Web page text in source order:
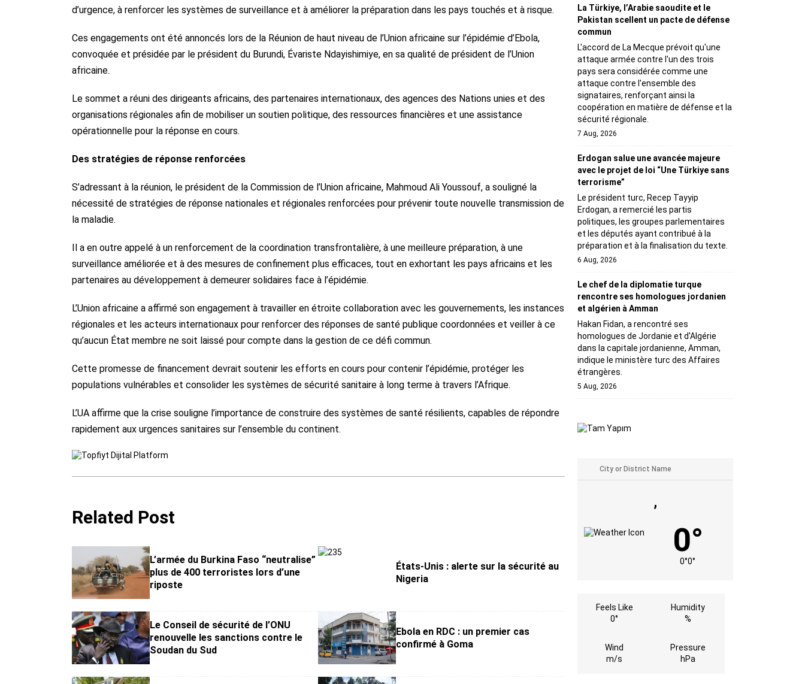
d’urgence, à renforcer les systèmes de surveillance et à améliorer la préparation dans les pays touchés et à risque.
Ces engagements ont été annoncés lors de la Réunion de haut niveau de l’Union africaine sur l’épidémie d’Ebola,
convoquée et présidée par le président du Burundi, Évariste Ndayishimiye, en sa qualité de président de l’Union
africaine.
Le sommet a réuni des dirigeants africains, des partenaires internationaux, des agences des Nations unies et des
organisations régionales afin de mobiliser un soutien politique, des ressources financières et une assistance
opérationnelle pour la réponse en cours.
Des stratégies de réponse renforcées
S’adressant à la réunion, le président de la Commission de l’Union africaine, Mahmoud Ali Youssouf, a souligné la
nécessité de stratégies de réponse nationales et régionales renforcées pour prévenir toute nouvelle transmission de
la maladie.
Il a en outre appelé à un renforcement de la coordination transfrontalière, à une meilleure préparation, à une
surveillance améliorée et à des mesures de confinement plus efficaces, tout en exhortant les pays africains et les
partenaires au développement à demeurer solidaires face à l’épidémie.
L’Union africaine a affirmé son engagement à travailler en étroite collaboration avec les gouvernements, les instances
régionales et les acteurs internationaux pour renforcer des réponses de santé publique coordonnées et veiller à ce
qu’aucun État membre ne soit laissé pour compte dans la gestion de ce défi commun.
Cette promesse de financement devrait soutenir les efforts en cours pour contenir l’épidémie, protéger les
populations vulnérables et consolider les systèmes de sécurité sanitaire à long terme à travers l’Afrique.
L’UA affirme que la crise souligne l’importance de construire des systèmes de santé résilients, capables de répondre
rapidement aux urgences sanitaires sur l’ensemble du continent.
Related Post
L’armée du Burkina Faso “neutralise”
plus de 400 terroristes lors d’une
riposte
États-Unis : alerte sur la sécurité au
Nigeria
Le Conseil de sécurité de l’ONU
renouvelle les sanctions contre le
Soudan du Sud
Ebola en RDC : un premier cas
confirmé à Goma
La Türkiye, l’Arabie saoudite et le
Pakistan scellent un pacte de défense
commun
L'accord de La Mecque prévoit qu'une
attaque armée contre l'un des trois
pays sera considérée comme une
attaque contre l'ensemble des
signataires, renforçant ainsi la
coopération en matière de défense et la
sécurité régionale.
7 Aug, 2026
Erdogan salue une avancée majeure
avec le projet de loi “Une Türkiye sans
terrorisme”
Le président turc, Recep Tayyip
Erdogan, a remercié les partis
politiques, les groupes parlementaires
et les députés ayant contribué à la
préparation et à la finalisation du texte.
6 Aug, 2026
Le chef de la diplomatie turque
rencontre ses homologues jordanien
et algérien à Amman
Hakan Fidan, a rencontré ses
homologues de Jordanie et d'Algérie
dans la capitale jordanienne, Amman,
indique le ministère turc des Affaires
étrangères.
5 Aug, 2026
,
0°
0°0°
Feels Like
0°
Humidity
%
Wind
m/s
Pressure
hPa